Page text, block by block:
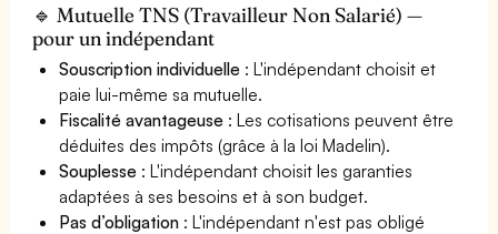
🔹 Mutuelle TNS (Travailleur Non Salarié) —
pour un indépendant
Souscription individuelle : L'indépendant choisit et
paie lui-même sa mutuelle.
Fiscalité avantageuse : Les cotisations peuvent être
déduites des impôts (grâce à la loi Madelin).
Souplesse : L'indépendant choisit les garanties
adaptées à ses besoins et à son budget.
Pas d’obligation : L'indépendant n'est pas obligé